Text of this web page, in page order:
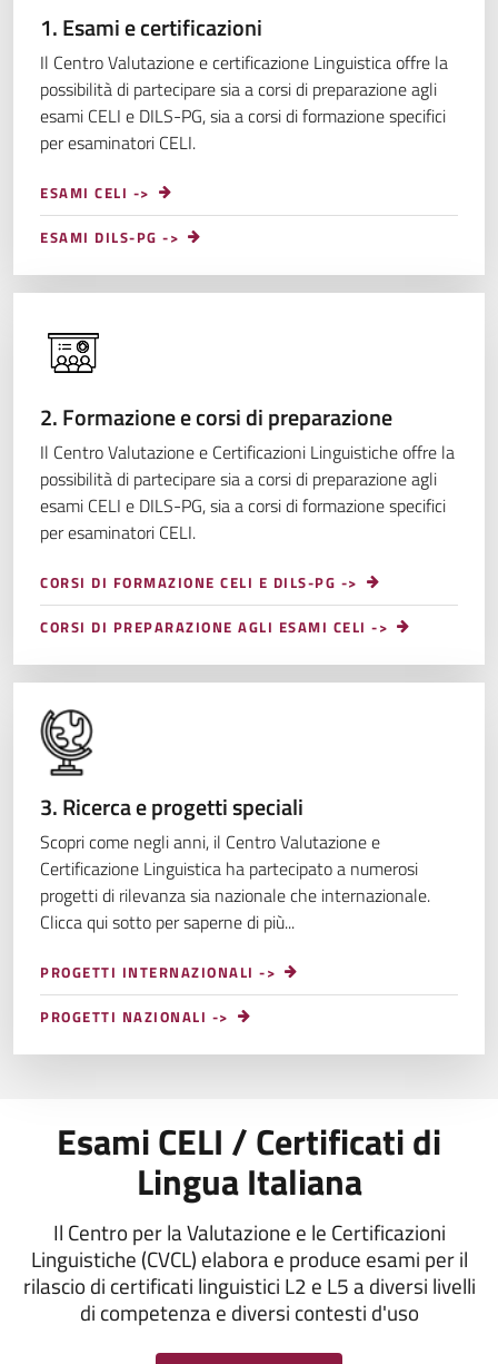
1. Esami e certificazioni
Il Centro Valutazione e certificazione Linguistica offre la
possibilità di partecipare sia a corsi di preparazione agli
esami CELI e DILS-PG, sia a corsi di formazione specifici
per esaminatori CELI.
ESAMI CELI ->
ESAMI DILS-PG ->
2. Formazione e corsi di preparazione
Il Centro Valutazione e Certificazioni Linguistiche offre la
possibilità di partecipare sia a corsi di preparazione agli
esami CELI e DILS-PG, sia a corsi di formazione specifici
per esaminatori CELI.
CORSI DI FORMAZIONE CELI E DILS-PG ->
CORSI DI PREPARAZIONE AGLI ESAMI CELI ->
3. Ricerca e progetti speciali
Scopri come negli anni, il Centro Valutazione e
Certificazione Linguistica ha partecipato a numerosi
progetti di rilevanza sia nazionale che internazionale.
Clicca qui sotto per saperne di più...
PROGETTI INTERNAZIONALI ->
PROGETTI NAZIONALI ->
Esami CELI / Certificati di
Lingua Italiana
Il Centro per la Valutazione e le Certificazioni
Linguistiche (CVCL) elabora e produce esami per il
rilascio di certificati linguistici L2 e L5 a diversi livelli
di competenza e diversi contesti d'uso